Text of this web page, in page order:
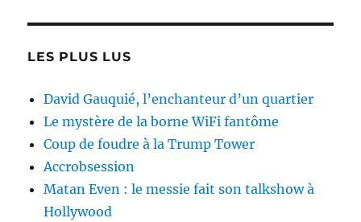
LES PLUS LUS
David Gauquié, l’enchanteur d’un quartier
Le mystère de la borne WiFi fantôme
Coup de foudre à la Trump Tower
Accrobsession
Matan Even : le messie fait son talkshow à
Hollywood